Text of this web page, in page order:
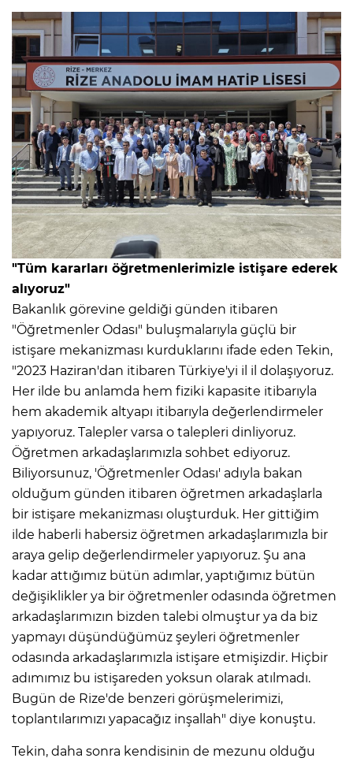
"Tüm kararları öğretmenlerimizle istişare ederek
alıyoruz"
Bakanlık görevine geldiği günden itibaren
"Öğretmenler Odası" buluşmalarıyla güçlü bir
istişare mekanizması kurduklarını ifade eden Tekin,
"2023 Haziran'dan itibaren Türkiye'yi il il dolaşıyoruz.
Her ilde bu anlamda hem fiziki kapasite itibarıyla
hem akademik altyapı itibarıyla değerlendirmeler
yapıyoruz. Talepler varsa o talepleri dinliyoruz.
Öğretmen arkadaşlarımızla sohbet ediyoruz.
Biliyorsunuz, 'Öğretmenler Odası' adıyla bakan
olduğum günden itibaren öğretmen arkadaşlarla
bir istişare mekanizması oluşturduk. Her gittiğim
ilde haberli habersiz öğretmen arkadaşlarımızla bir
araya gelip değerlendirmeler yapıyoruz. Şu ana
kadar attığımız bütün adımlar, yaptığımız bütün
değişiklikler ya bir öğretmenler odasında öğretmen
arkadaşlarımızın bizden talebi olmuştur ya da biz
yapmayı düşündüğümüz şeyleri öğretmenler
odasında arkadaşlarımızla istişare etmişizdir. Hiçbir
adımımız bu istişareden yoksun olarak atılmadı.
Bugün de Rize'de benzeri görüşmelerimizi,
toplantılarımızı yapacağız inşallah" diye konuştu.
Tekin, daha sonra kendisinin de mezunu olduğu